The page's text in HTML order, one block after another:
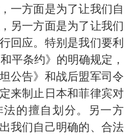
一方面是为了让我们自
另一方面是为了让我们
回应。特别是我们要利
平条约》的明确规定，
公告》和战后盟军司令
来制止日本和菲律宾对
的擅自划分。另一方
我们自己明确的、合法